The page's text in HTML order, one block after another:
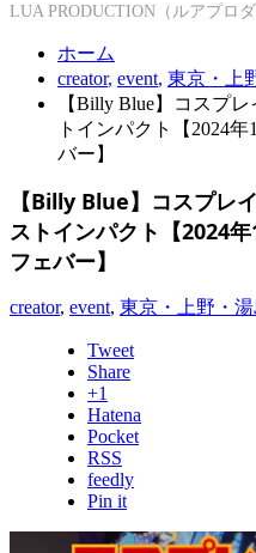
LUA PRODUCTION（ルアプロダ
ホーム
creator, event, 東京・上
【Billy Blue】コスプ
トインパクト【2024
バー】
【Billy Blue】コスプレ
ストインパクト【2024
フェバー】
creator, event, 東京・上野・
Tweet
Share
+1
Hatena
Pocket
RSS
feedly
Pin it